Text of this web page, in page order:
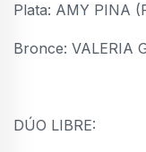
Plata: AMY PINA
Bronce: VALERIA
DÚO LIBRE: